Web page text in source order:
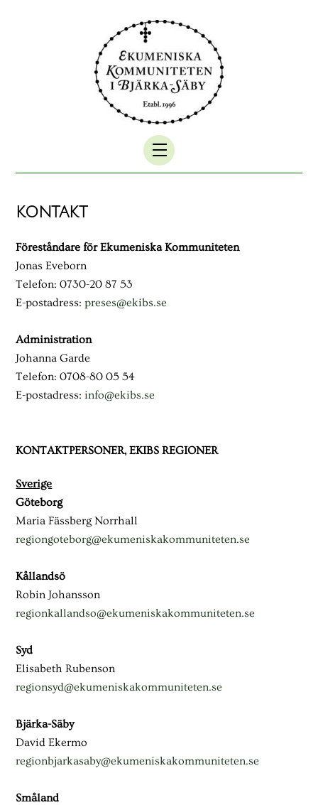
Menu
KONTAKT
Föreståndare för Ekumeniska Kommuniteten
Jonas Eveborn
Telefon: 0730-20 87 53
E-postadress:preses@ekibs.se
Administration
Johanna Garde
Telefon: 0708-80 05 54
E-postadress:info@ekibs.se
KONTAKTPERSONER, EKIBS REGIONER
Sverige
Göteborg
Maria Fässberg Norrhall
regiongoteborg@ekumeniskakommuniteten.se
Kållandsö
Robin Johansson
regionkallandso@ekumeniskakommuniteten.se
Syd
Elisabeth Rubenson
regionsyd@ekumeniskakommuniteten.se
Bjärka-Säby
David Ekermo
regionbjarkasaby@ekumeniskakommuniteten.se
Småland